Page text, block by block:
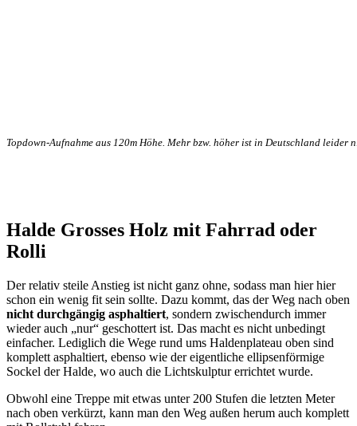
Topdown-Aufnahme aus 120m Höhe. Mehr bzw. höher ist in Deutschland leider
Halde Grosses Holz mit Fahrrad oder
Rolli
Der relativ steile Anstieg ist nicht ganz ohne, sodass man hier hier
schon ein wenig fit sein sollte. Dazu kommt, das der Weg nach oben
nicht durchgängig asphaltiert, sondern zwischendurch immer
wieder auch „nur“ geschottert ist. Das macht es nicht unbedingt
einfacher. Lediglich die Wege rund ums Haldenplateau oben sind
komplett asphaltiert, ebenso wie der eigentliche ellipsenförmige
Sockel der Halde, wo auch die Lichtskulptur errichtet wurde.
Obwohl eine Treppe mit etwas unter 200 Stufen die letzten Meter
nach oben verkürzt, kann man den Weg außen herum auch komplett